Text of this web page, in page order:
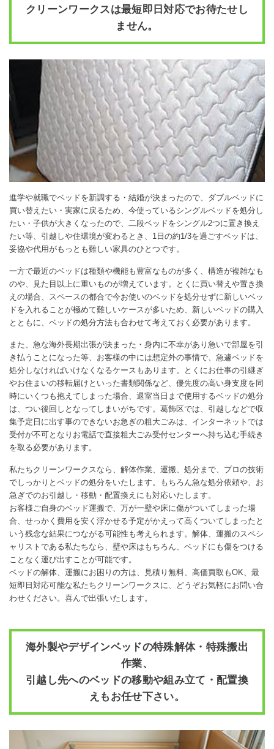
クリーンワークスは最短即日対応でお待たせし
ません。
進学や就職でベッドを新調する・結婚が決まったので、ダブルベッドに
買い替えたい・実家に戻るため、今使っているシングルベッドを処分し
たい・子供が大きくなったので、二段ベッドをシングル2つに置き換え
たい等、引越しや住環境が変わるとき、1日の約1/3を過ごすベッドは、
妥協や代用がもっとも難しい家具のひとつです。
一方で最近のベッドは種類や機能も豊富なものが多く、構造が複雑なも
のや、見た目以上に重いものが増えています。とくに買い替えや置き換
えの場合、スペースの都合で今お使いのベッドを処分せずに新しいベッ
ドを入れることが極めて難しいケースが多いため、新しいベッドの購入
とともに、ベッドの処分方法も合わせて考えておく必要があります。
また、急な海外長期出張が決まった・身内に不幸があり急いで部屋を引
き払うことになった等、お客様の中には想定外の事情で、急遽ベッドを
処分しなければいけなくなるケースもあります。とくにお仕事の引継ぎ
やお住まいの移転届けといった書類関係など、優先度の高い身支度を同
時にいくつも抱えてしまった場合、退室当日まで使用するベッドの処分
は、つい後回しとなってしまいがちです。葛飾区では、引越しなどで収
集予定日に出す事のできないお急ぎの粗大ごみは、インターネットでは
受付が不可となりお電話で直接粗大ごみ受付センターへ持ち込む手続き
を取る必要があります。
私たちクリーンワークスなら、解体作業、運搬、処分まで、プロの技術
でしっかりとベッドの処分をいたします。もちろん急な処分依頼や、お
急ぎでのお引越し・移動・配置換えにも対応いたします。
お客様ご自身のベッド運搬で、万が一壁や床に傷がついてしまった場
合、せっかく費用を安く浮かせる予定がかえって高くついてしまったと
いう残念な結果につながる可能性も考えられます。解体、運搬のスペシ
ャリストである私たちなら、壁や床はもちろん、ベッドにも傷をつける
ことなく運び出すことが可能です。
ベッドの解体、運搬にお困りの方は、見積り無料、高価買取もOK、最
短即日対応可能な私たちクリーンワークスに、どうぞお気軽にお問い合
わせください。喜んで出張いたします。
海外製やデザインベッドの特殊解体・特殊搬出
作業、
引越し先へのベッドの移動や組み立て・配置換
えもお任せ下さい。